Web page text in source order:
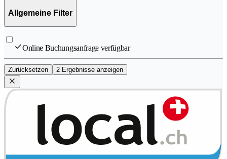
Allgemeine Filter
Online Buchungsanfrage verfügbar
Zurücksetzen 2 Ergebnisse anzeigen